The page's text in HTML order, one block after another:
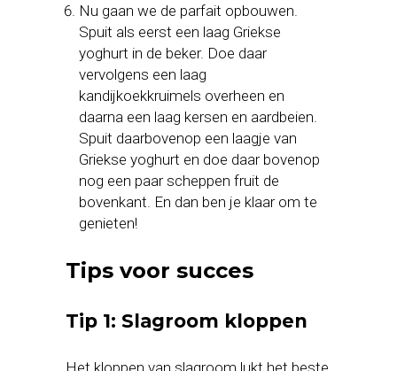
Nu gaan we de parfait opbouwen.
Spuit als eerst een laag Griekse
yoghurt in de beker. Doe daar
vervolgens een laag
kandijkoekkruimels overheen en
daarna een laag kersen en aardbeien.
Spuit daarbovenop een laagje van
Griekse yoghurt en doe daar bovenop
nog een paar scheppen fruit de
bovenkant. En dan ben je klaar om te
genieten!
Tips voor succes
Tip 1: Slagroom kloppen
Het kloppen van slagroom lukt het beste